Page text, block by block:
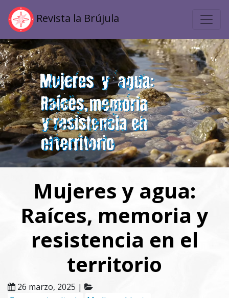
Revista la Brújula
Mujeres y agua:
Raíces, memoria y
resistencia en el
territorio
26 marzo, 2025 |